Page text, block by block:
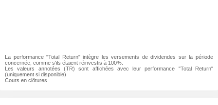
La performance "Total Return" intègre les versements de dividendes sur la période
concernée, comme s'ils étaient réinvestis à 100%.
Les valeurs annotées (TR) sont affichées avec leur performance "Total Return"
(uniquement si disponible)
Cours en clôtures